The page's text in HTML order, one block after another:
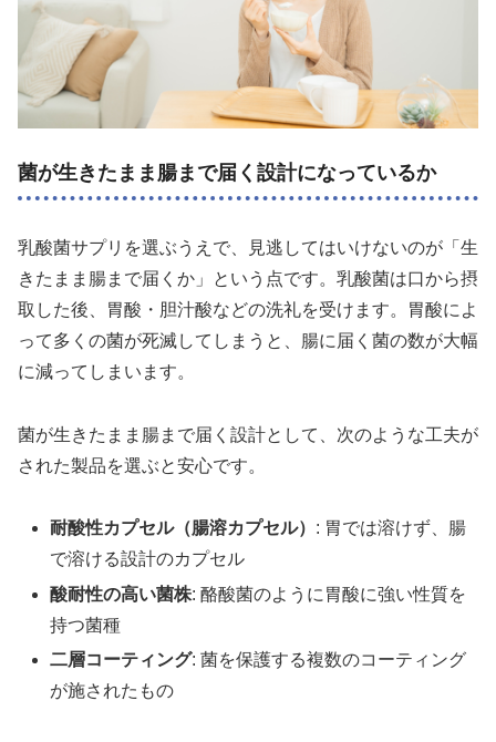
菌が生きたまま腸まで届く設計になっているか
乳酸菌サプリを選ぶうえで、見逃してはいけないのが「生
きたまま腸まで届くか」という点です。乳酸菌は口から摂
取した後、胃酸・胆汁酸などの洗礼を受けます。胃酸によ
って多くの菌が死滅してしまうと、腸に届く菌の数が大幅
に減ってしまいます。
菌が生きたまま腸まで届く設計として、次のような工夫が
された製品を選ぶと安心です。
耐酸性カプセル（腸溶カプセル） : 胃では溶けず、腸
で溶ける設計のカプセル
酸耐性の高い菌株: 酪酸菌のように胃酸に強い性質を
持つ菌種
二層コーティング: 菌を保護する複数のコーティング
が施されたもの